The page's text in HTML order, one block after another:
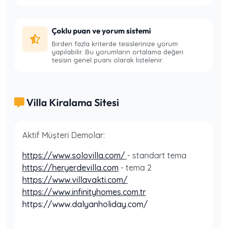
Çoklu puan ve yorum sistemi
Birden fazla kriterde tesislerinize yorum
yapılabilir. Bu yorumların ortalama değeri
tesisin genel puanı olarak listelenir.
Villa Kiralama Sitesi
Aktif Müşteri Demolar:
https://www.solovilla.com/ - standart tema
https://heryerdevilla.com - tema 2
https://www.villavakti.com/
https://www.infinityhomes.com.tr
https://www.dalyanholiday.com/